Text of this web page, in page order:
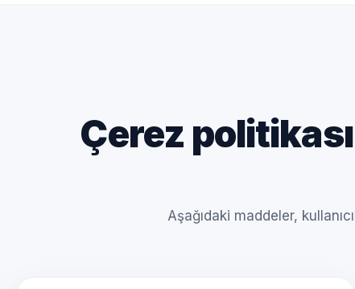
Çerez
Aşağıdaki maddeler,